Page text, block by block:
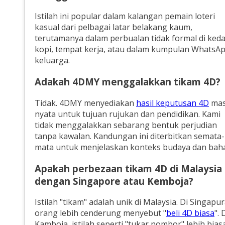
Istilah ini popular dalam kalangan pemain loteri
kasual dari pelbagai latar belakang kaum,
terutamanya dalam perbualan tidak formal di
kopi, tempat kerja, atau dalam kumpulan
keluarga.
Adakah 4DMY menggalakkan tikam 4D?
Tidak. 4DMY menyediakan hasil keputusan 4D
nyata untuk tujuan rujukan dan pendidikan. Kami
tidak menggalakkan sebarang bentuk perjudian
tanpa kawalan. Kandungan ini diterbitkan semata-
mata untuk menjelaskan konteks budaya dan
Apakah perbezaan tikam 4D di Malaysia
dengan Singapore atau Kemboja?
Istilah "tikam" adalah unik di Malaysia. Di
orang lebih cenderung menyebut "beli 4D biasa".